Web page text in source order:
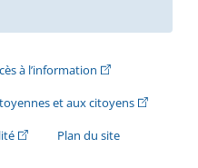
externe s'ouvrira dans une
à l’information(Cet hyperlien
et aux citoyens(Cet
(Cet hyperlien externe s'ouvrira
Plan du site